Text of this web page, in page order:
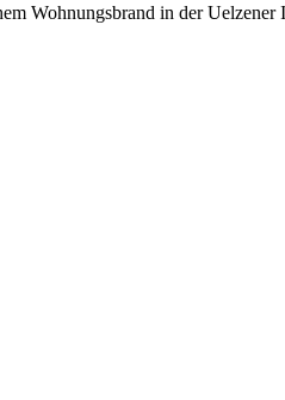
Wohnungsbrand in der